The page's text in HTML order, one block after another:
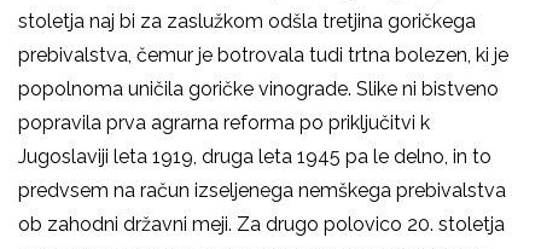
stoletja naj bi za zaslužkom odšla tretjina goričkega
prebivalstva, čemur je botrovala tudi trtna bolezen, ki je
popolnoma uničila goričke vinograde. Slike ni bistveno
popravila prva agrarna reforma po priključitvi k
Jugoslaviji leta 1919, druga leta 1945 pa le delno, in to
predvsem na račun izseljenega nemškega prebivalstva
ob zahodni državni meji. Za drugo polovico 20. stoletja